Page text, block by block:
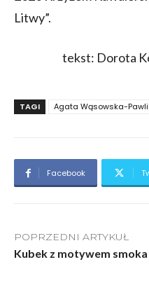
Litwy”.
tekst: Dorota
TAGI Agata Wąsowska-
Facebook
POPRZEDNI ARTYKUŁ
Kubek z motywem smoka